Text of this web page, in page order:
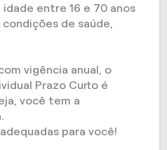
entre 16 e 70 anos
de saúde,
vigência anual, o
Prazo Curto é
você tem a
para você!